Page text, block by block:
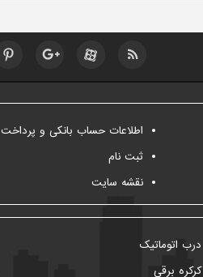
اطلاعات حساب بانکی و پرداخت
ثبت نام
نقشه سایت
درب اتوماتیک
کرکره برقی